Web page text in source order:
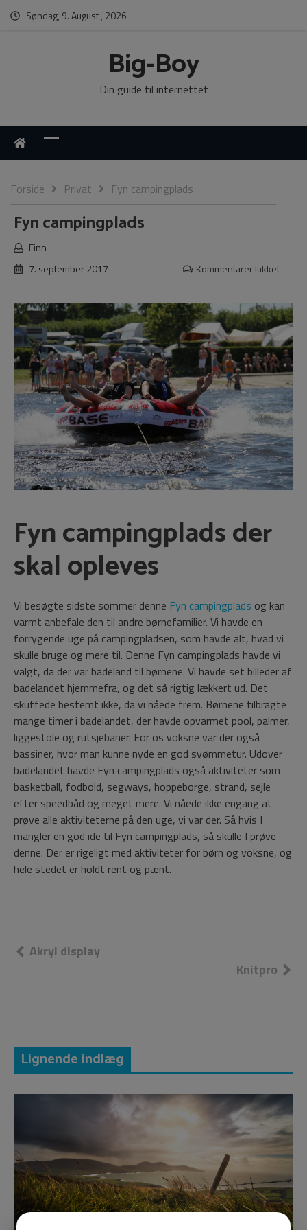
Søndag, 9. August , 2026
Big-Boy
Din guide til internettet
Forside Privat Fyn campingplads
Fyn campingplads
Finn
7. september 2017
Kommentarer lukket
Fyn campingplads der
skal opleves
Vi besøgte sidste sommer denne Fyn campingplads og kan
varmt anbefale den til andre børnefamilier. Vi havde en
forrygende uge på campingpladsen, som havde alt, hvad vi
skulle bruge og mere til. Denne Fyn campingplads havde vi
valgt, da der var badeland til børnene. Vi havde set billeder af
badelandet hjemmefra, og det så rigtig lækkert ud. Det
skuffede bestemt ikke, da vi nåede frem. Børnene tilbragte
mange timer i badelandet, der havde opvarmet pool, palmer,
liggestole og rutsjebaner. For os voksne var der også
bassiner, hvor man kunne nyde en god svømmetur. Udover
badelandet havde Fyn campingplads også aktiviteter som
basketball, fodbold, segways, hoppeborge, strand, sejle
efter speedbåd og meget mere. Vi nåede ikke engang at
prøve alle aktiviteterne på den uge, vi var der. Så hvis I
mangler en god ide til Fyn campingplads, så skulle I prøve
denne. Der er rigeligt med aktiviteter for børn og voksne, og
hele stedet er holdt rent og pænt.
Indlægsnavigation
Akryl display
Knitpro
Lignende indlæg